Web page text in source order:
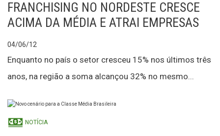
FRANCHISING NO NORDESTE CRESCE
ACIMA DA MÉDIA E ATRAI EMPRESAS
04/06/12
Enquanto no país o setor cresceu 15% nos últimos três
anos, na região a soma alcançou 32% no mesmo...
NOTÍCIA